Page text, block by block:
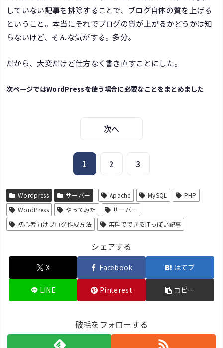
していない記事を排除することで、ブログ自体の質を上げる
ということ。本当にそれでブログの質が上がるかどうかは知
らないけど、そんな気がする。多分。
だから、大変だけど仕方なく書き直すことにした。
次ページではWordPressを使う場合に必要なことをまとめました
次へ
1 2 3
Wordpress サーバー Apache MySQL
PHP
WordPress
やってみた
サーバー
初心者向けブログ作成方法
無料でできるITっぽい記事
シェアする
X Facebook はてブ
LINE Pinterest コピー
破毛をフォローする